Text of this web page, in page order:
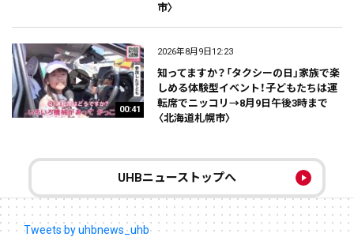
市〉
00:41
2026年8月9日12:23
知ってますか？「タクシーの日」家族で楽
しめる体験型イベント！子どもたちは運
転席でニッコリ→8月9日午後3時まで
〈北海道札幌市〉
UHBニューストップへ
Tweets by uhbnews_uhb